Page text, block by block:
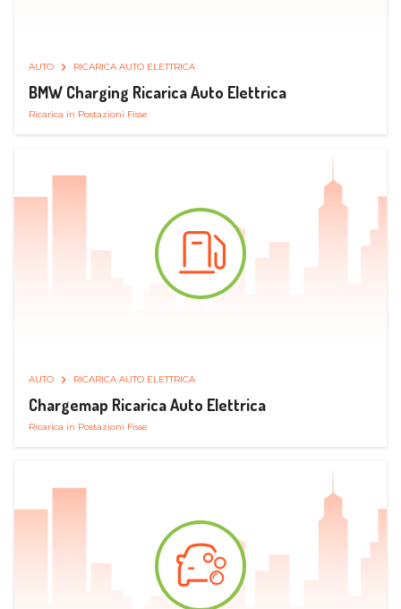
AUTO RICARICA AUTO ELETTRICA
BMW Charging Ricarica Auto Elettrica
Ricarica in Postazioni Fisse
AUTO RICARICA AUTO ELETTRICA
Chargemap Ricarica Auto Elettrica
Ricarica in Postazioni Fisse